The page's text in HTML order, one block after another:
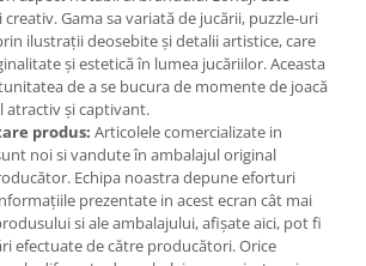
Gama sa variată de jucării, puzzle-uri
ilustrații deosebite și detalii artistice, care
și estetică în lumea jucăriilor. Aceasta
de a se bucura de momente de joacă
atractiv și captivant.
produs: Articolele comercializate in
noi si vandute în ambalajul original
Echipa noastra depune eforturi
prezentate in acest ecran cât mai
si ale ambalajului, afișate aici, pot fi
efectuate de către producători. Orice